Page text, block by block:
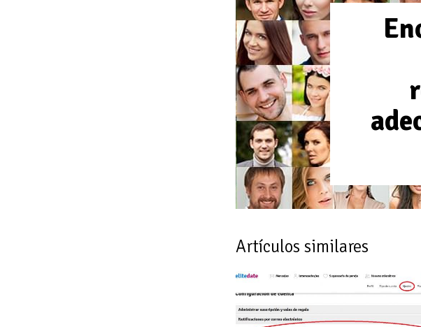
Artículos similares